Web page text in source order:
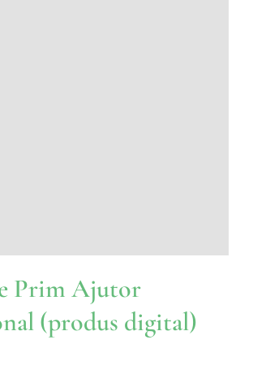
Prim Ajutor
(produs digital)